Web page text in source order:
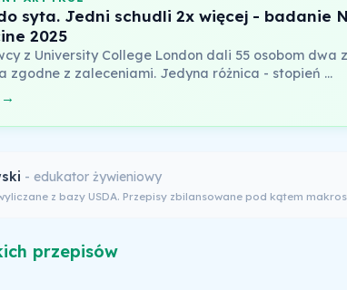
syta. Jedni schudli 2x więcej - badanie
2025
z University College London dali 55 osobom dwa
zgodne z zaleceniami. Jedyna różnica - stopień …
- edukator żywieniowy
z bazy USDA. Przepisy zbilansowane pod kątem
przepisów